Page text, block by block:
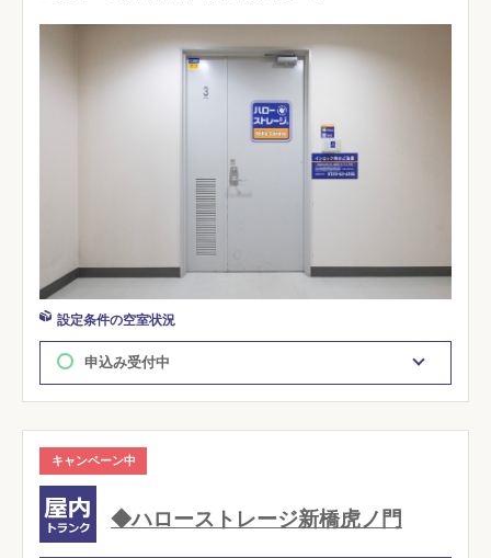
設定条件の空室状況
申込み受付中
キャンペーン中
◆ハローストレージ新橋虎ノ門